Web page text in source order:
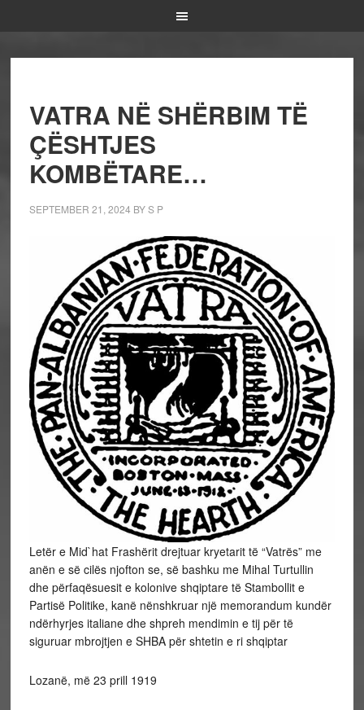
VATRA NË SHËRBIM TË
ÇËSHTJES
KOMBËTARE…
SEPTEMBER 21, 2024 BYS P
Letër e Mid`hat Frashërit drejtuar kryetarit të “Vatrës” me
anën e së cilës njofton se, së bashku me Mihal Turtullin
dhe përfaqësuesit e kolonive shqiptare të Stambollit e
Partisë Politike, kanë nënshkruar një memorandum kundër
ndërhyrjes italiane dhe shpreh mendimin e tij për të
siguruar mbrojtjen e SHBA për shtetin e ri shqiptar
Lozanë, më 23 prill 1919